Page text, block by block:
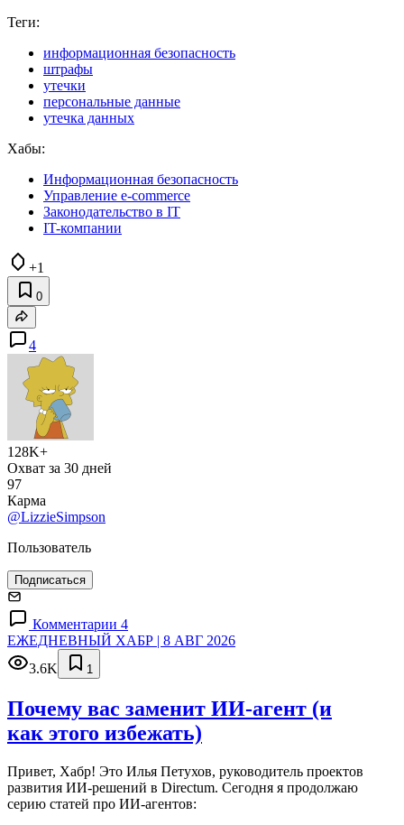
Теги:
информационная безопасность
штрафы
утечки
персональные данные
утечка данных
Хабы:
Информационная безопасность
Управление e-commerce
Законодательство в IT
IT-компании
+1
0
4
128K+
Охват за 30 дней
97
Карма
@LizzieSimpson
Пользователь
Подписаться
Комментарии 4
ЕЖЕДНЕВНЫЙ ХАБР | 8 АВГ 2026
3.6K
1
Почему вас заменит ИИ‑агент (и
как этого избежать)
Привет, Хабр! Это Илья Петухов, руководитель проектов
развития ИИ-решений в Directum. Сегодня я продолжаю
серию статей про ИИ-агентов: